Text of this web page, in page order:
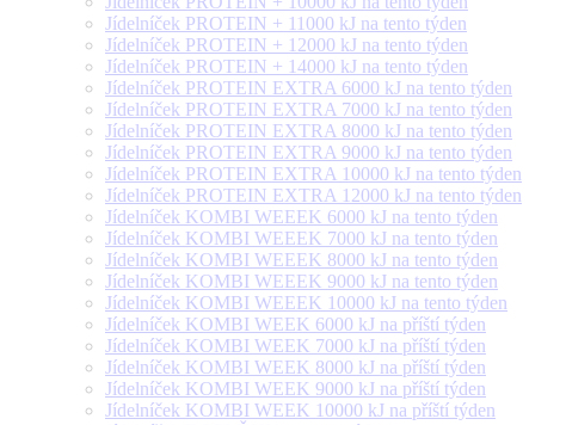
Jídelníček PROTEIN + 11000 kJ na tento týden
Jídelníček PROTEIN + 12000 kJ na tento týden
Jídelníček PROTEIN + 14000 kJ na tento týden
Jídelníček PROTEIN EXTRA 6000 kJ na tento týden
Jídelníček PROTEIN EXTRA 7000 kJ na tento týden
Jídelníček PROTEIN EXTRA 8000 kJ na tento týden
Jídelníček PROTEIN EXTRA 9000 kJ na tento týden
Jídelníček PROTEIN EXTRA 10000 kJ na tento týden
Jídelníček PROTEIN EXTRA 12000 kJ na tento týden
Jídelníček KOMBI WEEEK 6000 kJ na tento týden
Jídelníček KOMBI WEEEK 7000 kJ na tento týden
Jídelníček KOMBI WEEEK 8000 kJ na tento týden
Jídelníček KOMBI WEEEK 9000 kJ na tento týden
Jídelníček KOMBI WEEEK 10000 kJ na tento týden
Jídelníček KOMBI WEEK 6000 kJ na příští týden
Jídelníček KOMBI WEEK 7000 kJ na příští týden
Jídelníček KOMBI WEEK 8000 kJ na příští týden
Jídelníček KOMBI WEEK 9000 kJ na příští týden
Jídelníček KOMBI WEEK 10000 kJ na příští týden